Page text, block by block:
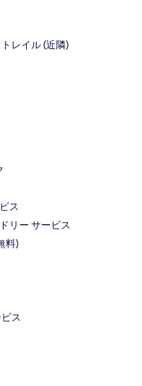
レイル (近隣)
ス
リー サービス
料)
ス